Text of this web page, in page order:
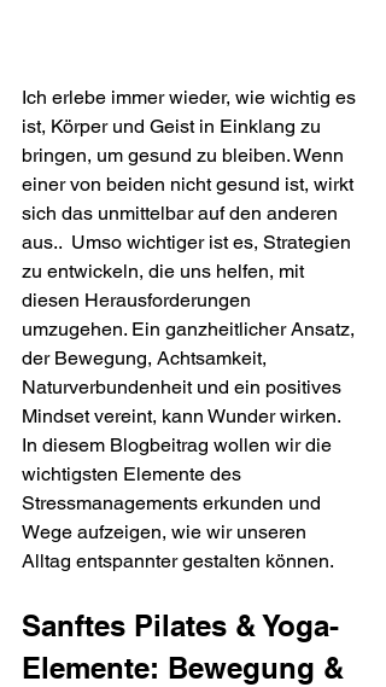
Ich erlebe immer wieder, wie wichtig es
ist, Körper und Geist in Einklang zu
bringen, um gesund zu bleiben. Wenn
einer von beiden nicht gesund ist, wirkt
sich das unmittelbar auf den anderen
aus..  Umso wichtiger ist es, Strategien
zu entwickeln, die uns helfen, mit
diesen Herausforderungen
umzugehen. Ein ganzheitlicher Ansatz,
der Bewegung, Achtsamkeit,
Naturverbundenheit und ein positives
Mindset vereint, kann Wunder wirken.
In diesem Blogbeitrag wollen wir die
wichtigsten Elemente des
Stressmanagements erkunden und
Wege aufzeigen, wie wir unseren
Alltag entspannter gestalten können.
Sanftes Pilates & Yoga-
Elemente: Bewegung &